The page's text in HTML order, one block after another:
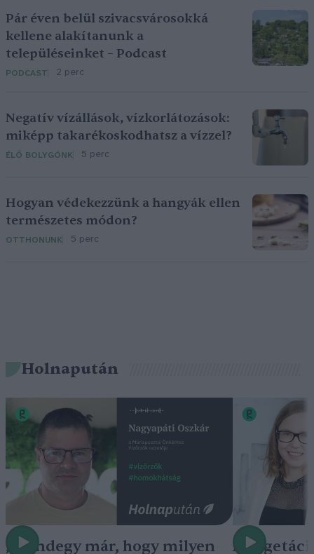
Pár éven belül szivacsvárosokká
kellene alakítanunk a
településeinket – Podcast
PODCAST 2 perc
Negatív vízállások, vízkorlátozások:
miképp takarékoskodhatsz a vízzel?
ÉLŐ BOLYGÓNK 5 perc
Hogyan védekezzünk a hangyák ellen
természetes módon?
OTTHONUNK 5 perc
Holnapután
„Mindegy már, hogy milyen
A